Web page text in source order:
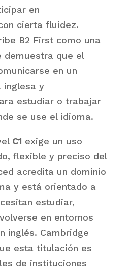
en
cierta fluidez.
B2 First como una
demuestra que el
en un
inglesa y
estudiar o trabajar
se use el idioma.
C1 exige un uso
flexible y preciso del
acredita un dominio
y está orientado a
estudiar,
en entornos
inglés. Cambridge
esta titulación es
de instituciones